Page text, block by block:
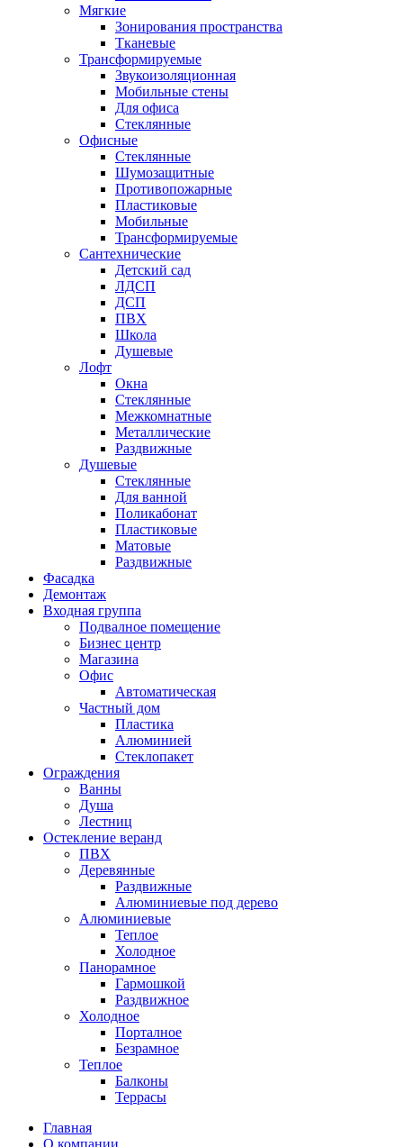
Мягкие
Зонирования пространства
Тканевые
Трансформируемые
Звукоизоляционная
Мобильные стены
Для офиса
Стеклянные
Офисные
Стеклянные
Шумозащитные
Противопожарные
Пластиковые
Мобильные
Трансформируемые
Сантехнические
Детский сад
ЛДСП
ДСП
ПВХ
Школа
Душевые
Лофт
Окна
Стеклянные
Межкомнатные
Металлические
Раздвижные
Душевые
Стеклянные
Для ванной
Поликабонат
Пластиковые
Матовые
Раздвижные
Фасадка
Демонтаж
Входная группа
Подвалное помещение
Бизнес центр
Магазина
Офис
Автоматическая
Частный дом
Пластика
Алюминией
Стеклопакет
Ограждения
Ванны
Душа
Лестниц
Остекление веранд
ПВХ
Деревянные
Раздвижные
Алюминиевые под дерево
Алюминиевые
Теплое
Холодное
Панорамное
Гармошкой
Раздвижное
Холодное
Порталное
Безрамное
Теплое
Балконы
Террасы
Главная
О компании